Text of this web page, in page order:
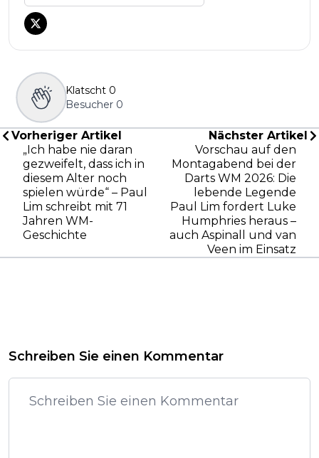
Klatscht 0
Besucher 0
Vorheriger Artikel
„Ich habe nie daran
gezweifelt, dass ich in
diesem Alter noch
spielen würde“ – Paul
Lim schreibt mit 71
Jahren WM-
Geschichte
Nächster Artikel
Vorschau auf den
Montagabend bei der
Darts WM 2026: Die
lebende Legende
Paul Lim fordert Luke
Humphries heraus –
auch Aspinall und van
Veen im Einsatz
Schreiben Sie einen Kommentar